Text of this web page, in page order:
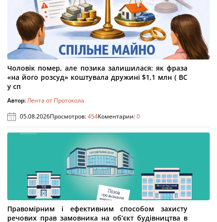
Чоловік помер, але позика залишилася: як фраза
«на його розсуд» коштувала дружині $1,1 млн ( ВС
у сп
Автор:Лента от Протокола
05.08.2026Просмотров:454Коментарии:0
Правомірним і ефективним способом захисту
речових прав замовника на об’єкт будівництва в